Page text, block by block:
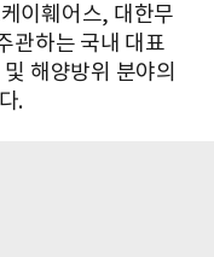
이훼어스, 대한무
관하는 국내 대표
해양방위 분야의
.